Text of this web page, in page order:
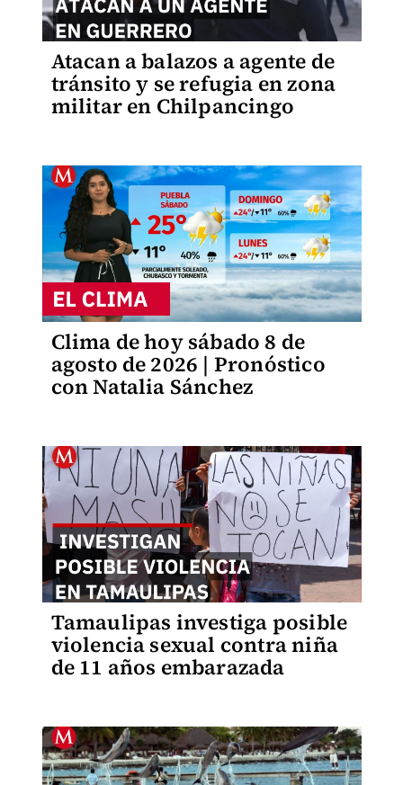
Atacan a balazos a agente de
tránsito y se refugia en zona
militar en Chilpancingo
Clima de hoy sábado 8 de
agosto de 2026 | Pronóstico
con Natalia Sánchez
Tamaulipas investiga posible
violencia sexual contra niña
de 11 años embarazada